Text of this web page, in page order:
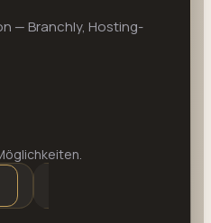
— Branchly, Hosting-